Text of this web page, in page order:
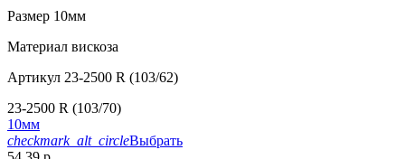
Размер 10мм
Материал вискоза
Артикул 23-2500 R (103/62)
23-2500 R (103/70)
10мм
checkmark_alt_circleВыбрать